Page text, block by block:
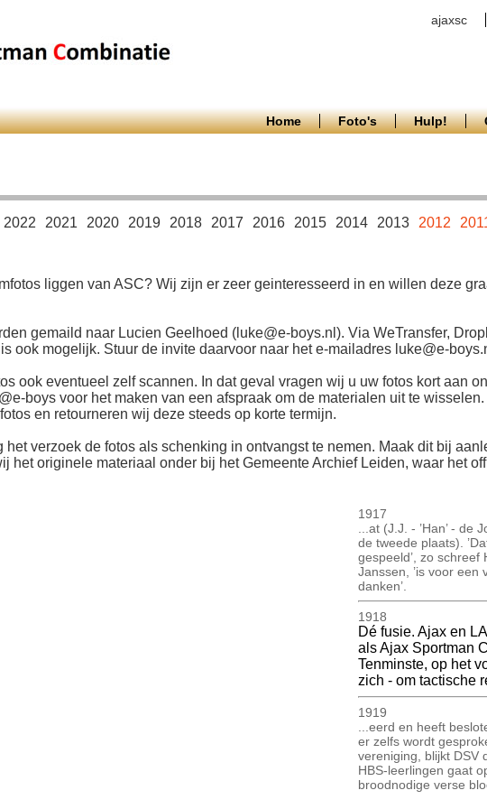
ajaxsc
Home Foto's Hulp!
2022 2021 2020 2019 2018 2017 2016 2015 2014 2013 2012
liggen van ASC? Wij zijn er zeer geinteresseerd in en willen deze
gemaild naar Lucien Geelhoed (luke@e-boys.nl). Via WeTransfer,
ook mogelijk. Stuur de invite daarvoor naar het e-mailadres luke@e-
ook eventueel zelf scannen. In dat geval vragen wij u uw fotos kort aan
boys voor het maken van een afspraak om de materialen uit te
en retourneren wij deze steeds op korte termijn.
het verzoek de fotos als schenking in ontvangst te nemen. Maak dit bij
het originele materiaal onder bij het Gemeente Archief Leiden, waar het
1917
...at (J.J. - ’Han’ -
de tweede plaats).
gespeeld’, zo
Janssen, ’is voor een
danken’.
1918
Dé fusie. Ajax en
als Ajax Sportman
Tenminste, op het
zich - om tactische
1919
...eerd en heeft
er zelfs wordt
vereniging, blijkt DSV
HBS-leerlingen gaat
broodnodige verse